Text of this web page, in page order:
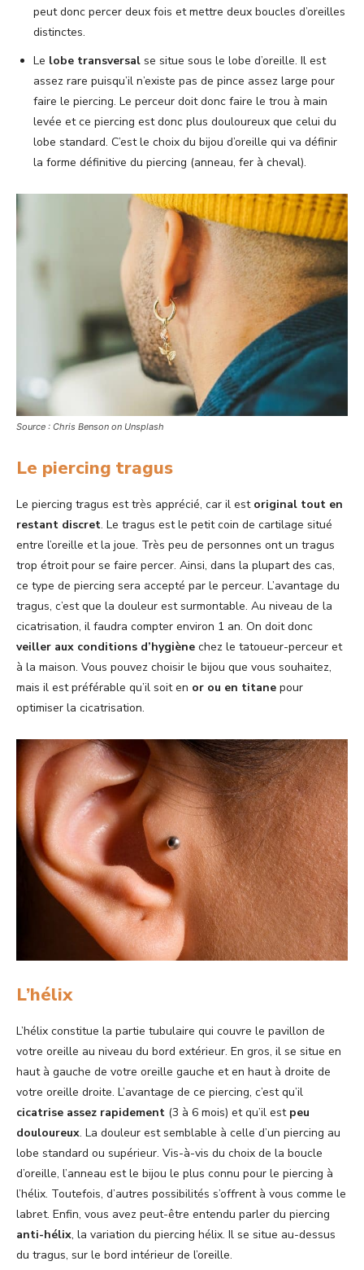
peut donc percer deux fois et mettre deux boucles d’oreilles
distinctes.
Le lobe transversal se situe sous le lobe d’oreille. Il est
assez rare puisqu’il n’existe pas de pince assez large pour
faire le piercing. Le perceur doit donc faire le trou à main
levée et ce piercing est donc plus douloureux que celui du
lobe standard. C’est le choix du bijou d’oreille qui va définir
la forme définitive du piercing (anneau, fer à cheval).
Source : Chris Benson on Unsplash
Le piercing tragus
Le piercing tragus est très apprécié, car il est original tout en
restant discret. Le tragus est le petit coin de cartilage situé
entre l’oreille et la joue. Très peu de personnes ont un tragus
trop étroit pour se faire percer. Ainsi, dans la plupart des cas,
ce type de piercing sera accepté par le perceur. L’avantage du
tragus, c’est que la douleur est surmontable. Au niveau de la
cicatrisation, il faudra compter environ 1 an. On doit donc
veiller aux conditions d’hygiène chez le tatoueur-perceur et
à la maison. Vous pouvez choisir le bijou que vous souhaitez,
mais il est préférable qu’il soit en or ou en titane pour
optimiser la cicatrisation.
L’hélix
L’hélix constitue la partie tubulaire qui couvre le pavillon de
votre oreille au niveau du bord extérieur. En gros, il se situe en
haut à gauche de votre oreille gauche et en haut à droite de
votre oreille droite. L’avantage de ce piercing, c’est qu’il
cicatrise assez rapidement (3 à 6 mois) et qu’il est peu
douloureux. La douleur est semblable à celle d’un piercing au
lobe standard ou supérieur. Vis-à-vis du choix de la boucle
d’oreille, l’anneau est le bijou le plus connu pour le piercing à
l’hélix. Toutefois, d’autres possibilités s’offrent à vous comme le
labret. Enfin, vous avez peut-être entendu parler du piercing
anti-hélix, la variation du piercing hélix. Il se situe au-dessus
du tragus, sur le bord intérieur de l’oreille.